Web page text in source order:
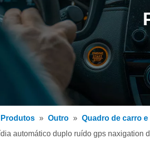
Tela vertical de 9,7'
7'painel retrátil Android
9'/10'android
Novas chegadas
Leitor de MP3 para
Produtos » Outro » Quadro de carro
automático duplo ruído gps naxigation